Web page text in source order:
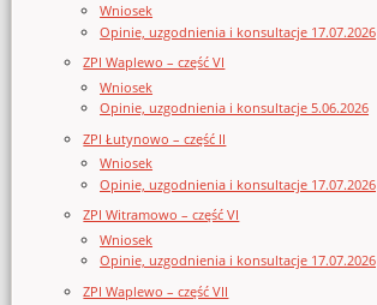
Wniosek
Opinie, uzgodnienia i konsultacje 17.07.2026
ZPI Waplewo – część VI
Wniosek
Opinie, uzgodnienia i konsultacje 5.06.2026
ZPI Łutynowo – część II
Wniosek
Opinie, uzgodnienia i konsultacje 17.07.2026
ZPI Witramowo – część VI
Wniosek
Opinie, uzgodnienia i konsultacje 17.07.2026
ZPI Waplewo – część VII